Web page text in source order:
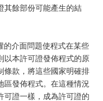
其餘部份可能產生的結
的介面問題使程式在某些
以本許可證發佈程式的原
條款，將這些國家明確排
區發佈程式。在這種情況
可證一樣，成為許可證的